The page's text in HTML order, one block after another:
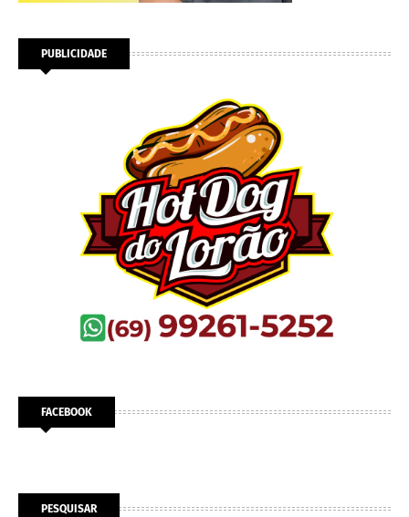
PUBLICIDADE
FACEBOOK
PESQUISAR